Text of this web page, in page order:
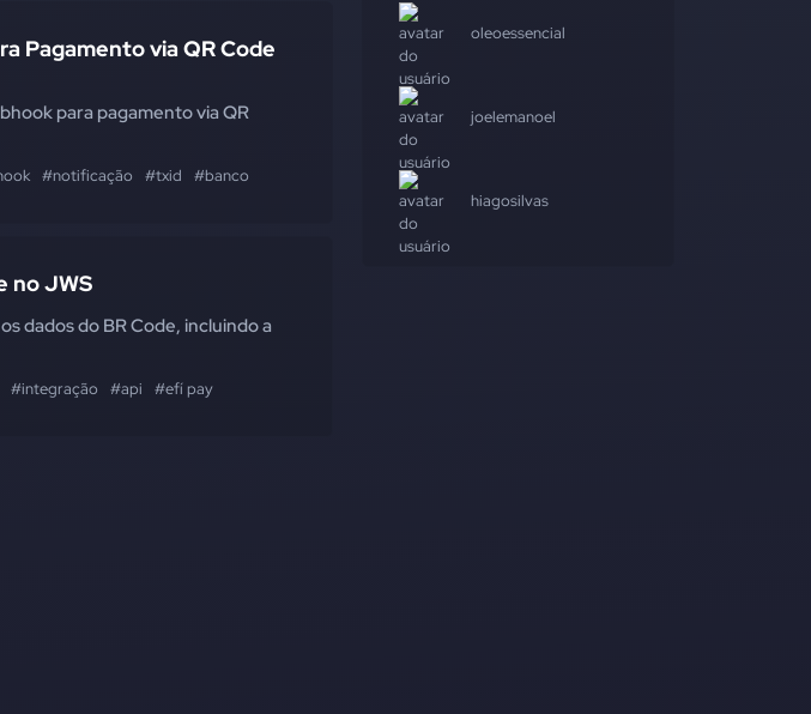
Pagamento via QR Code
para pagamento via QR
#notificação #txid #banco
no JWS
dados do BR Code, incluindo a
#integração #api #efí pay
oleoessencial
joelemanoel
hiagosilvas